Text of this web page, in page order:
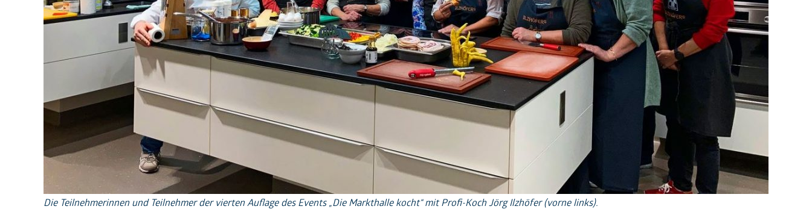
Die Teilnehmerinnen und Teilnehmer der vierten Auflage des Events „Die Markthalle kocht“ mit Profi-Koch Jörg Ilzhöfer (vorne links).